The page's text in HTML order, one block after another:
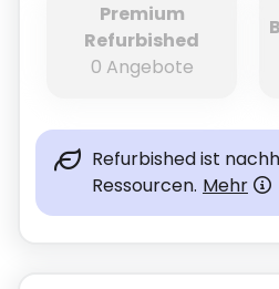
Premium
Refurbished
0 Angebote
Refurbished ist
Ressourcen. Mehr